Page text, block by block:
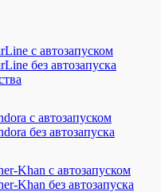
с автозапуском
без автозапуска
с автозапуском
без автозапуска
Khan с автозапуском
Khan без автозапуска